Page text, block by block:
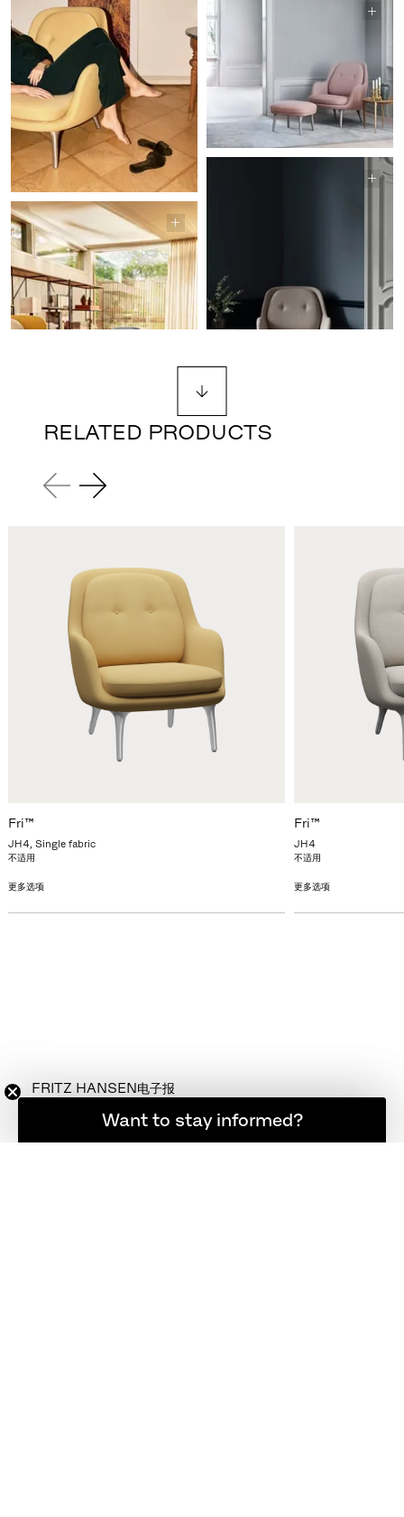
RELATED PRODUCTS
Fri™
JH4, Single fabric
不适用
更多选项
Fri™
JH4
不适用
更多选项
FRITZ HANSEN电子报
REGISTER 想随时了解最新资讯吗？
Want to stay informed?